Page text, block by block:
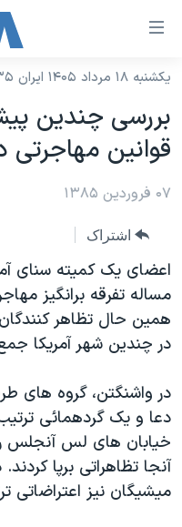
لینکهای
دسترسی
جهش
به
محتوای
اصلی
جهش
صفحه
اصلی
جهش
به
جستجو
نسخه سبک وب‌سایت
موضوع ها
ایران
آمریکا
جهان
ورزشی
گزیده‌ها
ویدیوها
فرهنگ و زندگی
حقوق شهروندی
اقتصادی
برنامه های تلویزیونی
جدول برنامه ها
صفحه‌های ویژه
جام جهانی ۲۰۲۶
عملیات خشم حماسی
بایگانی برنامه‌های تلویزیونی
مستندها
انتخابات ریاست جمهوری آمریکا
حمله جمهوری اسلامی به
فرکانس‌های صدای
پخش رادیویی
دنبال کنید
یکشنبه ۱۸ مرداد ۱۴۰۵ ایران ۱۲:۳۵
بررسی چندين
قوانين مهاجرتی
۰۷ فروردین ۱۳۸۵
اشتراک
اعضای یک کمیته سنای
مساله تفرقه برانگیز
همین حال تظاهر
در چندین شهر آمریکا
در واشنگتن، گروه های
دعا و یک گردهمائی
خیابان های لس آنجلس
آنجا تظاهراتی برپا
میشیگان نیز اعتراضاتی